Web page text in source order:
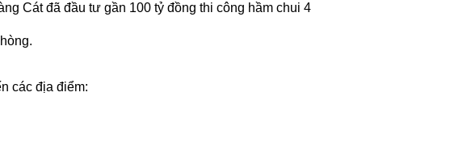
Cát đã đầu tư gần 100 tỷ đồng thi công hầm chui 4
các địa điểm: